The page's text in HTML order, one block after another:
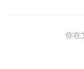
你在